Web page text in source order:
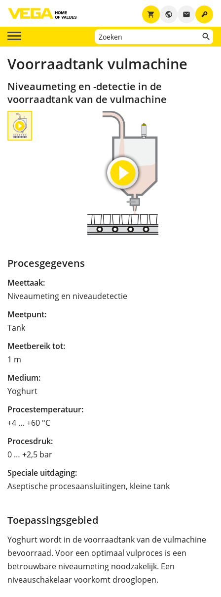
key
email
public
shopping_cart
Voorraadtank vulmachine
Niveaumeting en -detectie in de
voorraadtank van de vulmachine
Procesgegevens
Meettaak:
Niveaumeting en niveaudetectie
Meetpunt:
Tank
Meetbereik tot:
1 m
Medium:
Yoghurt
Procestemperatuur:
+4 … +60 °C
Procesdruk:
0 … +2,5 bar
Speciale uitdaging:
Aseptische procesaansluitingen, kleine tank
Toepassingsgebied
Yoghurt wordt in de voorraadtank van de vulmachine
bevoorraad. Voor een optimaal vulproces is een
betrouwbare niveaumeting noodzakelijk. Een
niveauschakelaar voorkomt drooglopen.